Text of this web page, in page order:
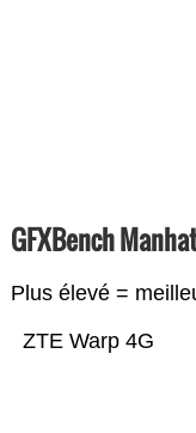
GFXBench
Plus élevé =
ZTE Warp 4G